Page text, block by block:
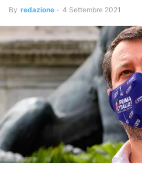
By redazione - 4 Settembre 2021